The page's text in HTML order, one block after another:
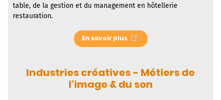
table, de la gestion et du management en hôtellerie
restauration.
En savoir plus
Industries créatives - Métiers de
l'image & du son